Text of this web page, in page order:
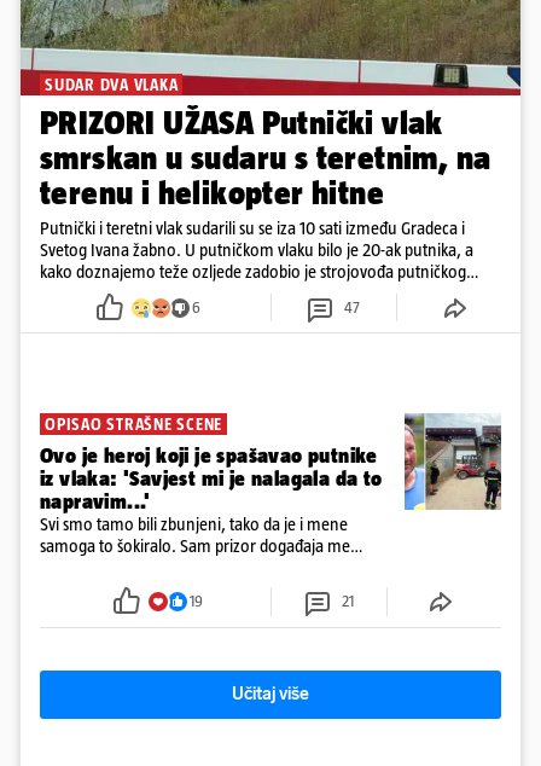
SUDAR DVA VLAKA
PRIZORI UŽASA Putnički vlak
smrskan u sudaru s teretnim, na
terenu i helikopter hitne
Putnički i teretni vlak sudarili su se iza 10 sati između Gradeca i
Svetog Ivana žabno. U putničkom vlaku bilo je 20-ak putnika, a
kako doznajemo teže ozljede zadobio je strojovođa putničkog
vlaka. Zatvoren je promet, a fotoreporteri Prigorskog objavili su
prve snimke s mjesta sudara
6 47
OPISAO STRAŠNE SCENE
Ovo je heroj koji je spašavao putnike
iz vlaka: 'Savjest mi je nalagala da to
napravim...'
Svi smo tamo bili zbunjeni, tako da je i mene
samoga to šokiralo. Sam prizor događaja me
19 21
Učitaj više